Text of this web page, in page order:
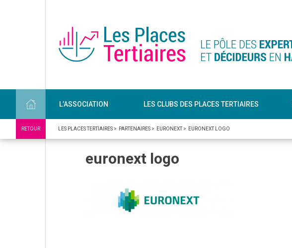
L’ASSOCIATION LES CLUBS DES PLACES TERTIAIRES
RETOUR LES PLACES TERTIAIRES > PARTENAIRES > EURONEXT> EURONEXT LOGO
euronext logo